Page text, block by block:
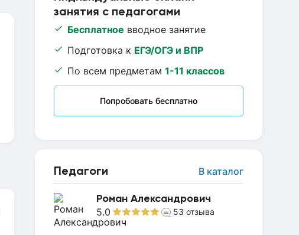
занятия с педагогами
Бесплатное вводное занятие
Подготовка к ЕГЭ/ОГЭ и ВПР
По всем предметам 1-11 классов
Попробовать бесплатно
Педагоги В каталог
Роман Александрович
5.0 53 отзыва